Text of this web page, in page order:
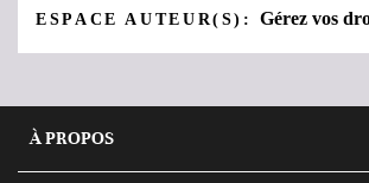
ESPACE AUTEUR(S):Gérez vos
À PROPOS